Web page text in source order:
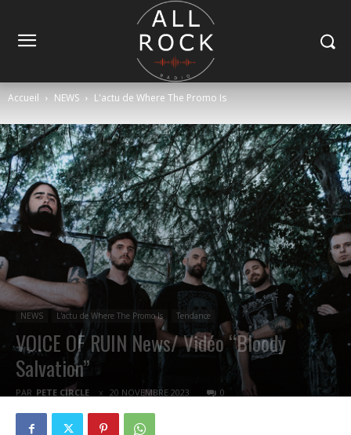
Accueil NEWS L'actu de Where The Promo Is
NEWS L'actu de Where The Promo Is Tendance
VOICE OF RUIN News/ Vidéo “Bloody
Salvation”
PAR PETE CIRCLE 20 NOVEMBRE 2023 0